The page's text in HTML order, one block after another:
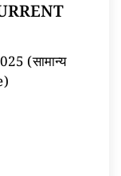
(सामान्य